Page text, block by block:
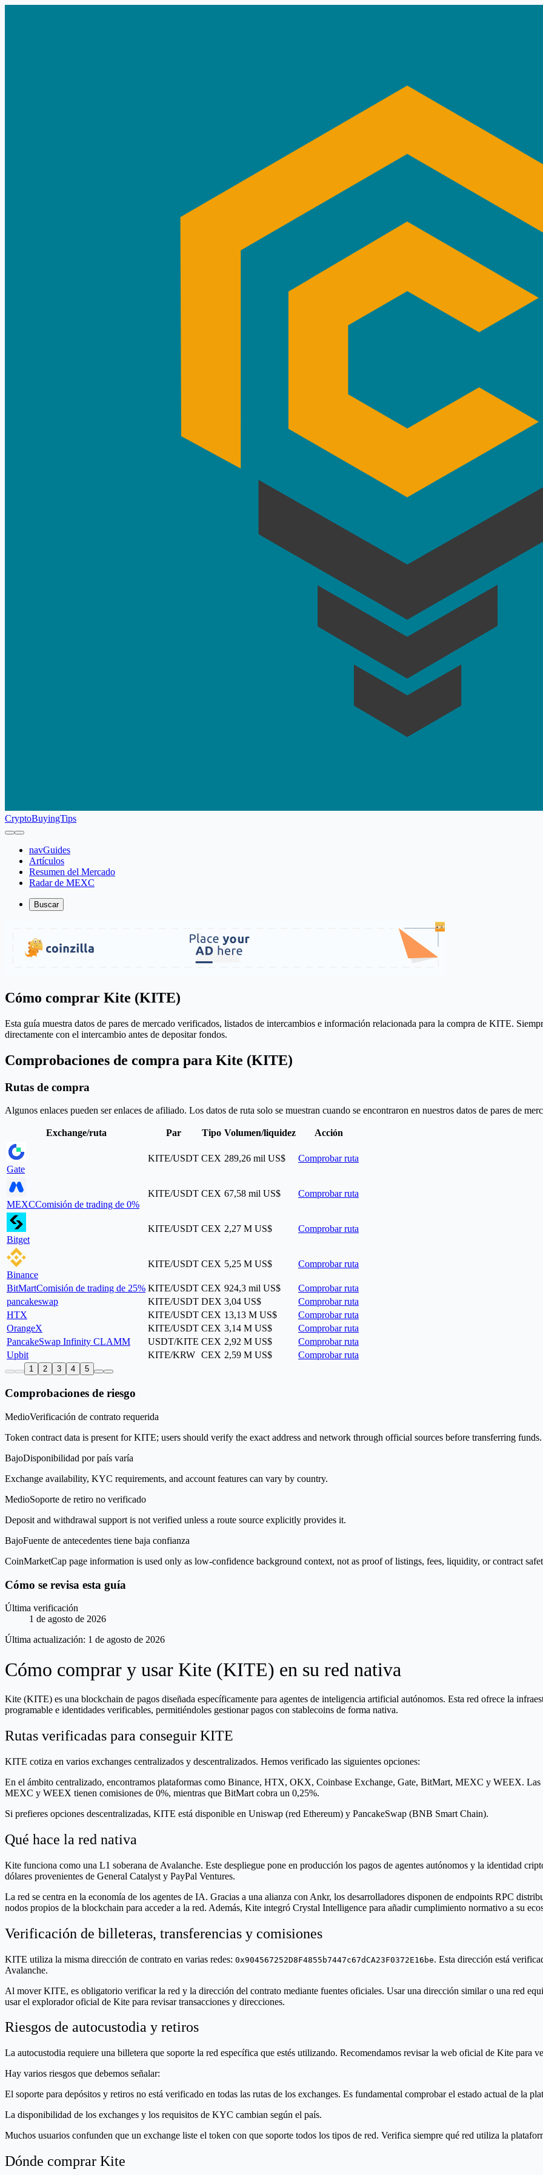
CryptoBuyingTips
navGuides
Artículos
Resumen del Mercado
Radar de MEXC
Buscar
Cómo comprar Kite (KITE)
Esta guía muestra datos de pares de mercado verificados, listados de intercambios e información relacionada para la compra de KITE.
directamente con el intercambio antes de depositar fondos.
Comprobaciones de compra para Kite (KITE)
Rutas de compra
Algunos enlaces pueden ser enlaces de afiliado. Los datos de ruta solo se muestran cuando se encontraron en nuestros datos de pares de
Exchange/ruta Par Tipo Volumen/liquidez Acción
Gate
KITE/USDT CEX 289,26 mil US$ Comprobar ruta
MEXCComisión de trading de 0%
KITE/USDT CEX 67,58 mil US$ Comprobar ruta
Bitget
KITE/USDT CEX 2,27 M US$ Comprobar ruta
Binance
KITE/USDT CEX 5,25 M US$ Comprobar ruta
BitMartComisión de trading de 25% KITE/USDT CEX 924,3 mil US$
Comprobar ruta
pancakeswap
KITE/USDT DEX 3,04 US$
Comprobar ruta
HTX
KITE/USDT CEX 13,13 M US$
Comprobar ruta
OrangeX
KITE/USDT CEX 3,14 M US$
Comprobar ruta
PancakeSwap Infinity CLAMM
USDT/KITE CEX 2,92 M US$
Comprobar ruta
Upbit
KITE/KRW CEX 2,59 M US$ Comprobar ruta
1 2 3 4 5
Comprobaciones de riesgo
MedioVerificación de contrato requerida
Token contract data is present for KITE; users should verify the exact address and network through official sources before transferring funds.
BajoDisponibilidad por país varía
Exchange availability, KYC requirements, and account features can vary by country.
MedioSoporte de retiro no verificado
Deposit and withdrawal support is not verified unless a route source explicitly provides it.
BajoFuente de antecedentes tiene baja confianza
CoinMarketCap page information is used only as low-confidence background context, not as proof of listings, fees, liquidity, or contract
Cómo se revisa esta guía
Última verificación
1 de agosto de 2026
Última actualización: 1 de agosto de 2026
Cómo comprar y usar Kite (KITE) en su red nativa
Kite (KITE) es una blockchain de pagos diseñada específicamente para agentes de inteligencia artificial autónomos. Esta red ofrece la
programable e identidades verificables, permitiéndoles gestionar pagos con stablecoins de forma nativa.
Rutas verificadas para conseguir KITE
KITE cotiza en varios exchanges centralizados y descentralizados. Hemos verificado las siguientes opciones:
En el ámbito centralizado, encontramos plataformas como Binance, HTX, OKX, Coinbase Exchange, Gate, BitMart, MEXC y WEEX. Las
MEXC y WEEX tienen comisiones de 0%, mientras que BitMart cobra un 0,25%.
Si prefieres opciones descentralizadas, KITE está disponible en Uniswap (red Ethereum) y PancakeSwap (BNB Smart Chain).
Qué hace la red nativa
Kite funciona como una L1 soberana de Avalanche. Este despliegue pone en producción los pagos de agentes autónomos y la identidad
dólares provenientes de General Catalyst y PayPal Ventures.
La red se centra en la economía de los agentes de IA. Gracias a una alianza con Ankr, los desarrolladores disponen de endpoints RPC
nodos propios de la blockchain para acceder a la red. Además, Kite integró Crystal Intelligence para añadir cumplimiento normativo a su
Verificación de billeteras, transferencias y comisiones
KITE utiliza la misma dirección de contrato en varias redes: 0x904567252D8F4855b7447c67dCA23F0372E16be. Esta dirección está
Avalanche.
Al mover KITE, es obligatorio verificar la red y la dirección del contrato mediante fuentes oficiales. Usar una dirección similar o una red
usar el explorador oficial de Kite para revisar transacciones y direcciones.
Riesgos de autocustodia y retiros
La autocustodia requiere una billetera que soporte la red específica que estés utilizando. Recomendamos revisar la web oficial de Kite para
Hay varios riesgos que debemos señalar:
El soporte para depósitos y retiros no está verificado en todas las rutas de los exchanges. Es fundamental comprobar el estado actual de la
La disponibilidad de los exchanges y los requisitos de KYC cambian según el país.
Muchos usuarios confunden que un exchange liste el token con que soporte todos los tipos de red. Verifica siempre qué red utiliza la
Dónde comprar Kite